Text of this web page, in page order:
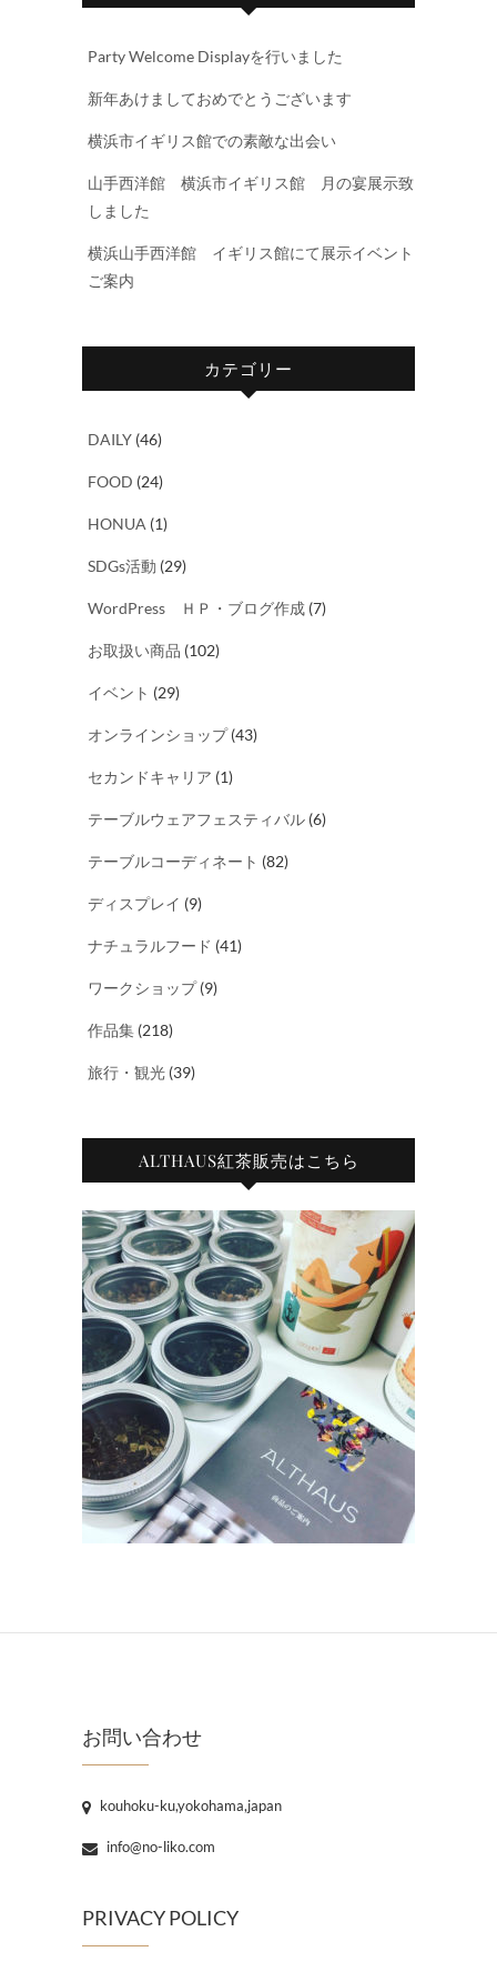
Party Welcome Displayを行いました
新年あけましておめでとうございます
横浜市イギリス館での素敵な出会い
山手西洋館 横浜市イギリス館 月の宴展示致
しました
横浜山手西洋館 イギリス館にて展示イベント
ご案内
カテゴリー
DAILY (46)
FOOD (24)
HONUA (1)
SDGs活動 (29)
WordPress ＨＰ・ブログ作成 (7)
お取扱い商品 (102)
イベント (29)
オンラインショップ(43)
セカンドキャリア (1)
テーブルウェアフェスティバル (6)
テーブルコーディネート (82)
ディスプレイ (9)
ナチュラルフード (41)
ワークショップ(9)
作品集 (218)
旅行・観光 (39)
ALTHAUS紅茶販売はこちら
お問い合わせ
kouhoku-ku,yokohama,japan
info@no-liko.com
PRIVACY POLICY